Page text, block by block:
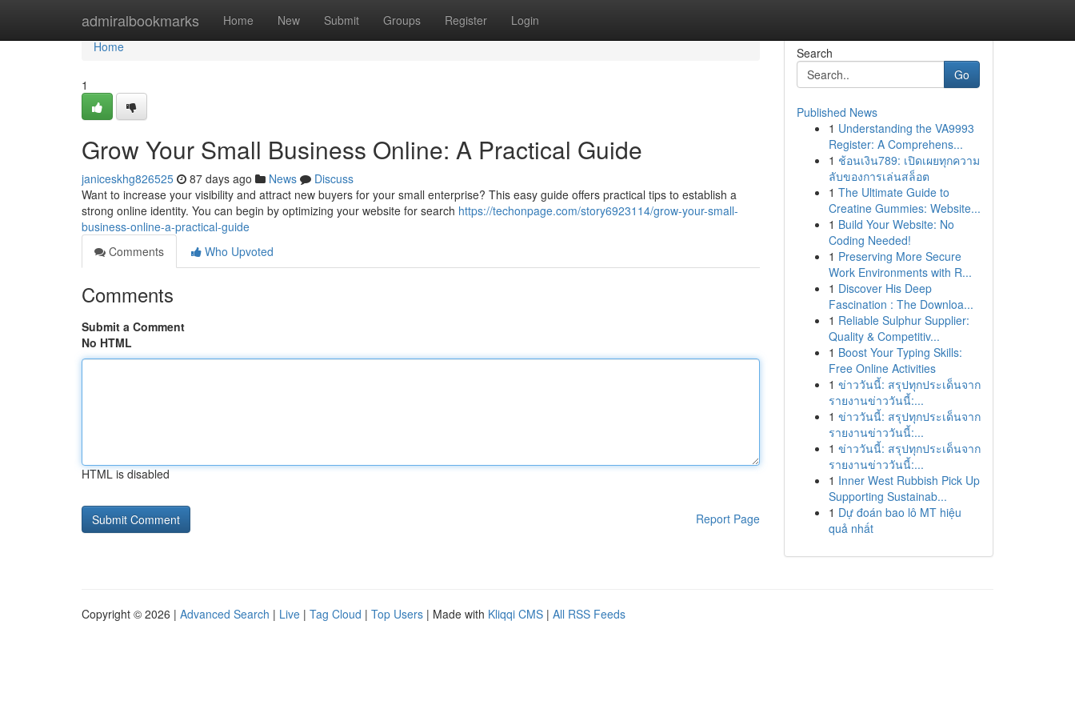
admiralbookmarks Home New Submit Groups Register Login
Home
Home
1
Grow Your Small Business Online: A Practical Guide
janiceskhg826525 87 days ago News
Discuss
Want to increase your visibility and attract new buyers for your small enterprise? This easy guide offers practical tips to establish a
strong online identity. You can begin by optimizing your website for search https://techonpage.com/story6923114/grow-your-small-
business-online-a-practical-guide
Comments
Who Upvoted
Comments
Submit a Comment
No HTML
HTML is disabled
Report Page
Search
Go
Published News
1 Understanding the VA9993
Register: A Comprehens...
1 ช้อนเงิน789: เปิดเผยทุกความ
ลับของการเล่นสล็อต
1 The Ultimate Guide to
Creatine Gummies: Website...
1 Build Your Website: No
Coding Needed!
1 Preserving More Secure
Work Environments with R...
1 Discover His Deep
Fascination : The Downloa...
1 Reliable Sulphur Supplier:
Quality & Competitiv...
1 Boost Your Typing Skills:
Free Online Activities
1 ข่าววันนี้: สรุปทุกประเด็นจาก
รายงานข่าววันนี้:...
1 ข่าววันนี้: สรุปทุกประเด็นจาก
รายงานข่าววันนี้:...
1 ข่าววันนี้: สรุปทุกประเด็นจาก
รายงานข่าววันนี้:...
1 Inner West Rubbish Pick Up
Supporting Sustainab...
1 Dự đoán bao lô MT hiệu
quả nhất
Copyright © 2026 | Advanced Search | Live | Tag Cloud | Top Users | Made with Kliqqi CMS | All RSS Feeds